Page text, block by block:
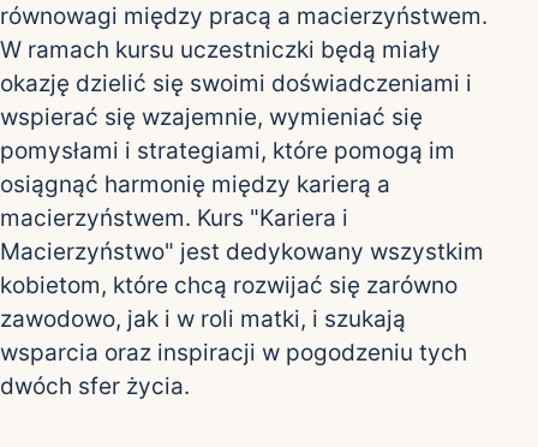
równowagi między pracą a macierzyństwem.
W ramach kursu uczestniczki będą miały
okazję dzielić się swoimi doświadczeniami i
wspierać się wzajemnie, wymieniać się
pomysłami i strategiami, które pomogą im
osiągnąć harmonię między karierą a
macierzyństwem. Kurs "Kariera i
Macierzyństwo" jest dedykowany wszystkim
kobietom, które chcą rozwijać się zarówno
zawodowo, jak i w roli matki, i szukają
wsparcia oraz inspiracji w pogodzeniu tych
dwóch sfer życia.